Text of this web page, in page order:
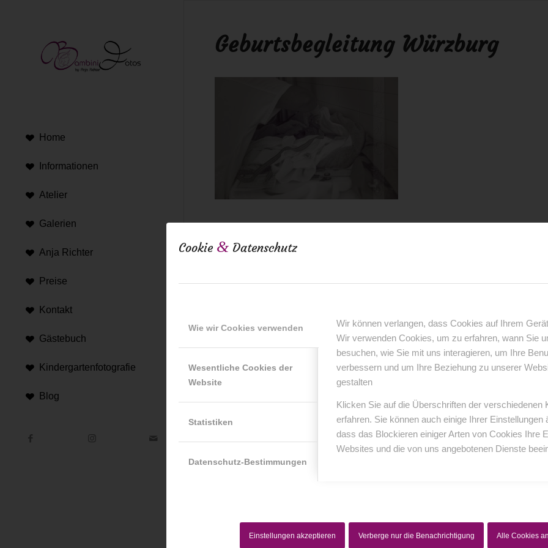
Cookie & Datenschutz
Wie wir Cookies verwenden
Wesentliche Cookies der
Website
Statistiken
Datenschutz-Bestimmungen
Wir können verlangen, dass Cookies auf Ihrem
Wir verwenden Cookies, um zu erfahren, wann Sie
besuchen, wie Sie mit uns interagieren, um Ihre
verbessern und um Ihre Beziehung zu unserer
gestalten
Klicken Sie auf die Überschriften der verschiedenen
erfahren. Sie können auch einige Ihrer Einstellungen
dass das Blockieren einiger Arten von Cookies Ihre
Websites und die von uns angebotenen Dienste
Einstellungen akzeptieren Verberge nur die Benachrichtigung Alle Cookies
Home
Informationen
Atelier
Galerien
Anja Richter
Preise
Kontakt
Gästebuch
Kindergartenfotografie
Blog
Geburtsbegleitung Würzburg
KOMMENTARE
Hinterlasse einen Kommentar
An der Diskussion beteiligen?